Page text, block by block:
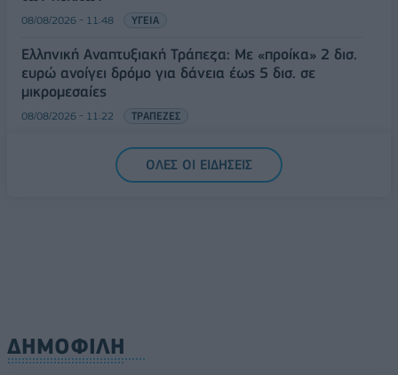
08/08/2026 - 11:48 ΥΓΕΙΑ
Ελληνική Αναπτυξιακή Τράπεζα: Με «προίκα» 2 δισ.
ευρώ ανοίγει δρόμο για δάνεια έως 5 δισ. σε
μικρομεσαίες
08/08/2026 - 11:22 ΤΡΑΠΕΖΕΣ
5G παντού, 6G στον ορίζοντα: Πού βρίσκεται η
Ελλάδα στη μεγάλη τεχνολογική μετάβαση
ΟΛΕΣ ΟΙ ΕΙΔΗΣΕΙΣ
ΔΗΜΟΦΙΛΗ